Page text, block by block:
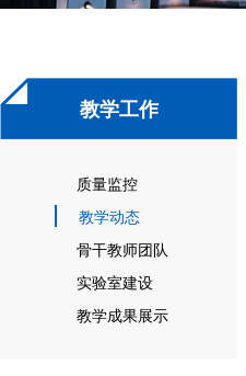
教学工作
质量监控
教学动态
骨干教师团队
实验室建设
教学成果展示